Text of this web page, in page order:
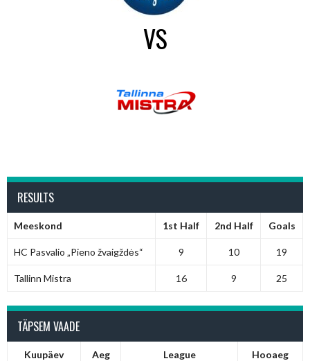
VS
RESULTS
Meeskond 1st Half 2nd Half Goals
HC Pasvalio „Pieno žvaigždės“ 9 10 19
Tallinn Mistra 16 9 25
TÄPSEM VAADE
Kuupäev Aeg League Hooaeg